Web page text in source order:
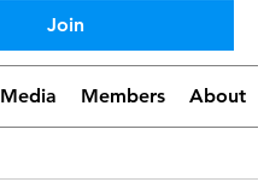
Join
Media Members About